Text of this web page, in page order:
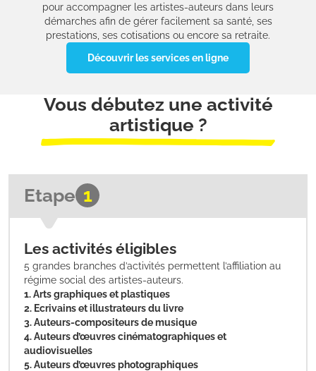
pour accompagner les artistes-auteurs dans leurs
démarches afin de gérer facilement sa santé, ses
prestations, ses cotisations ou encore sa retraite.
Découvrir les services en ligne
Vous débutez une activité
artistique ?
Etape 1
Les activités éligibles
5 grandes branches d’activités permettent l’affiliation au
régime social des artistes-auteurs.
1. Arts graphiques et plastiques
2. Ecrivains et illustrateurs du livre
3. Auteurs-compositeurs de musique
4. Auteurs d’œuvres cinématographiques et
audiovisuelles
5. Auteurs d’œuvres photographiques